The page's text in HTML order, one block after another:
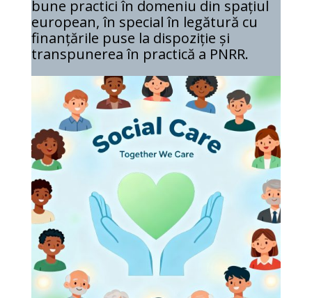
bune practici în domeniu din spațiul
european, în special în legătură cu
finanțările puse la dispoziție și
transpunerea în practică a PNRR.